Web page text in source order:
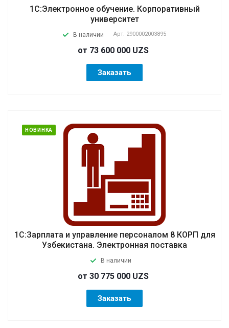
1С:Электронное обучение. Корпоративный
университет
В наличии Арт. 2900002003895
от 73 600 000 UZS
Заказать
НОВИНКА
1С:Зарплата и управление персоналом 8 КОРП для
Узбекистана. Электронная поставка
В наличии
от 30 775 000 UZS
Заказать